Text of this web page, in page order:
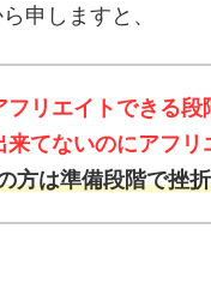
申しますと、
フリエイトできる段
来てないのにアフリ
方は準備段階で挫